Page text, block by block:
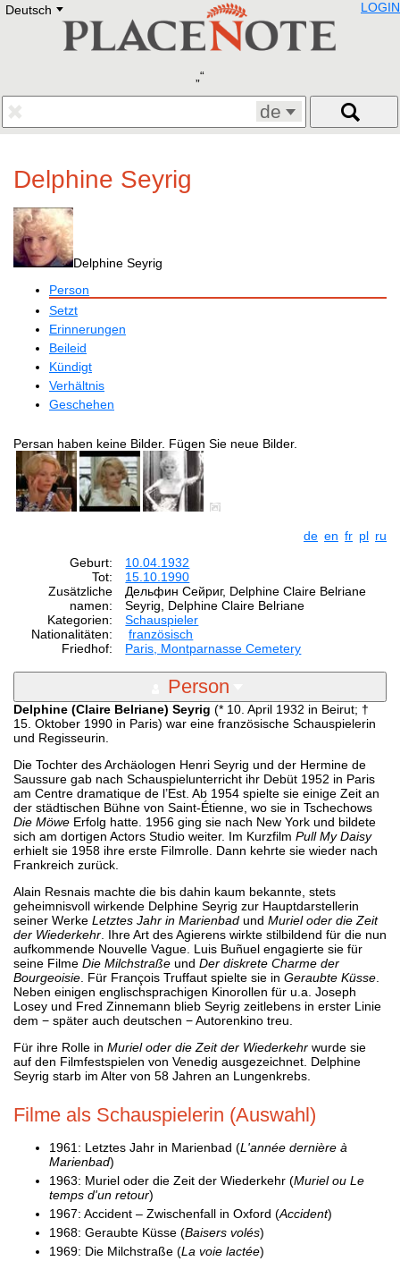
Deutsch E
Deutsch
Francais
Polski
Eestikeelne
LOGIN
de
Delphine Seyrig
Delphine Seyrig
Person
Setzt
Erinnerungen
Beileid
Kündigt
Verhältnis
Geschehen
Persan haben keine Bilder. Fügen Sie neue Bilder.
de en fr pl ru
Geburt:
10.04.1932
Tot:
15.10.1990
Zusätzliche
namen:
Дельфин Сейриг, Delphine Claire Belriane
Seyrig, Delphine Claire Belriane
Kategorien:
Schauspieler
Nationalitäten:
französisch
Friedhof:
Paris, Montparnasse Cemetery
Person
Delphine (Claire Belriane) Seyrig (* 10. April 1932 in Beirut; †
15. Oktober 1990 in Paris) war eine französische Schauspielerin
und Regisseurin.
Die Tochter des Archäologen Henri Seyrig und der Hermine de
Saussure gab nach Schauspielunterricht ihr Debüt 1952 in Paris
am Centre dramatique de l’Est. Ab 1954 spielte sie einige Zeit an
der städtischen Bühne von Saint-Étienne, wo sie in Tschechows
Die Möwe Erfolg hatte. 1956 ging sie nach New York und bildete
sich am dortigen Actors Studio weiter. Im Kurzfilm Pull My Daisy
erhielt sie 1958 ihre erste Filmrolle. Dann kehrte sie wieder nach
Frankreich zurück.
Alain Resnais machte die bis dahin kaum bekannte, stets
geheimnisvoll wirkende Delphine Seyrig zur Hauptdarstellerin
seiner Werke Letztes Jahr in Marienbad und Muriel oder die Zeit
der Wiederkehr . Ihre Art des Agierens wirkte stilbildend für die nun
aufkommende Nouvelle Vague. Luis Buñuel engagierte sie für
seine Filme Die Milchstraße und Der diskrete Charme der
Bourgeoisie . Für François Truffaut spielte sie in Geraubte Küsse
Neben einigen englischsprachigen Kinorollen für u.a. Joseph
Losey und Fred Zinnemann blieb Seyrig zeitlebens in erster Linie
dem − später auch deutschen − Autorenkino treu.
Für ihre Rolle in Muriel oder die Zeit der Wiederkehr wurde sie
auf den Filmfestspielen von Venedig ausgezeichnet. Delphine
Seyrig starb im Alter von 58 Jahren an Lungenkrebs.
Filme als Schauspielerin (Auswahl)
1961: Letztes Jahr in Marienbad (L'année dernière à
Marienbad)
1963: Muriel oder die Zeit der Wiederkehr (Muriel ou Le
temps d'un retour)
1967: Accident – Zwischenfall in Oxford (Accident)
1968: Geraubte Küsse (Baisers volés)
1969: Die Milchstraße (La voie lactée)